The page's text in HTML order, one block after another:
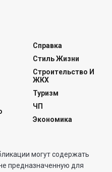
Справка
Стиль Жизни
Строительство И
ЖКХ
Туризм
ЧП
Экономика
могут содержать
предназначенную для